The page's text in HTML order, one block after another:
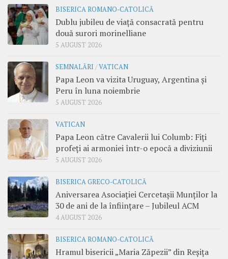
BISERICA ROMANO-CATOLICĂ
Dublu jubileu de viață consacrată pentru
două surori morinelliane
5 AUGUST 2026
SEMNALĂRI /VATICAN
Papa Leon va vizita Uruguay, Argentina și
Peru în luna noiembrie
5 AUGUST 2026
VATICAN
Papa Leon către Cavalerii lui Columb: Fiți
profeți ai armoniei într-o epocă a diviziunii
5 AUGUST 2026
BISERICA GRECO-CATOLICĂ
Aniversarea Asociației Cercetașii Munților la
30 de ani de la înființare – Jubileul ACM
4 AUGUST 2026
BISERICA ROMANO-CATOLICĂ
Hramul bisericii „Maria Zăpezii” din Reșița